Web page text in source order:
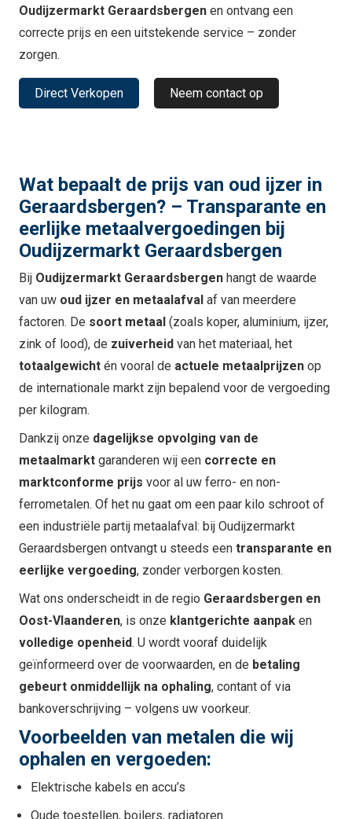
Oudijzermarkt Geraardsbergen en ontvang een
correcte prijs en een uitstekende service – zonder
zorgen.
Direct Verkopen Neem contact op
Wat bepaalt de prijs van oud ijzer in
Geraardsbergen? – Transparante en
eerlijke metaalvergoedingen bij
Oudijzermarkt Geraardsbergen
Bij Oudijzermarkt Geraardsbergen hangt de waarde
van uw oud ijzer en metaalafval af van meerdere
factoren. De soort metaal (zoals koper, aluminium, ijzer,
zink of lood), de zuiverheid van het materiaal, het
totaalgewicht én vooral de actuele metaalprijzen op
de internationale markt zijn bepalend voor de vergoeding
per kilogram.
Dankzij onze dagelijkse opvolging van de
metaalmarkt garanderen wij een correcte en
marktconforme prijs voor al uw ferro- en non-
ferrometalen. Of het nu gaat om een paar kilo schroot of
een industriële partij metaalafval: bij Oudijzermarkt
Geraardsbergen ontvangt u steeds een transparante en
eerlijke vergoeding, zonder verborgen kosten.
Wat ons onderscheidt in de regio Geraardsbergen en
Oost-Vlaanderen, is onze klantgerichte aanpak en
volledige openheid. U wordt vooraf duidelijk
geïnformeerd over de voorwaarden, en de betaling
gebeurt onmiddellijk na ophaling, contant of via
bankoverschrijving – volgens uw voorkeur.
Voorbeelden van metalen die wij
ophalen en vergoeden:
Elektrische kabels en accu’s
Oude toestellen, boilers, radiatoren